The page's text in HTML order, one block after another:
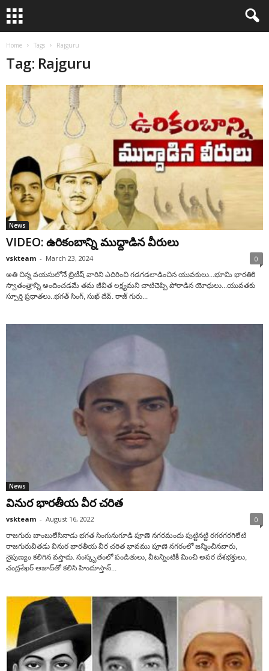
Home Tags Rajguru
Tag: Rajguru
News
VIDEO: ఉరికంబాన్ని ముద్దాడిన వీరులు
vskteam - March 23, 2024 0
అతి చిన్న వయసులోనే బ్రిటీష్ వారిని ఎదిరించి గడగడలాడించిన యువకులు...భూమి భారతికి
స్వాతంత్రాన్ని అందించడమే తమ జీవిత లక్ష్యమని చాటిచెప్పి పోరాడిన యోధులు...యువతకు
స్పూర్తి ప్రధాతలు..భగత్ సింగ్, సుఖ్ దేవ్. రాజ్ గురు...
News
వినుర భారతీయ వీర చరిత
vskteam - August 16, 2022 0
రాజగురు బాంబులేసినాడు భగత సింగునుగూడి పూణె నగరమందు పుట్టినట్టి రగరగరగిలేటి
రాజగురువితడు వినుర భారతీయ వీర చరిత భావము పూణె నగరంలో జన్మించినవారు,
నైపుణ్యం కలిగిన వస్తాదు. సంస్కృతంలో పండితులు, వీటన్నింటికీ మించి అపర దేశభక్తులు,
చంద్రశేఖర్ ఆజాద్‌తో కలిసి హిందూస్తాన్...